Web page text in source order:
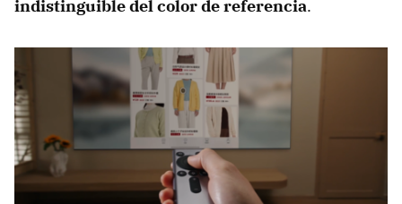
indistinguible del color de referencia.